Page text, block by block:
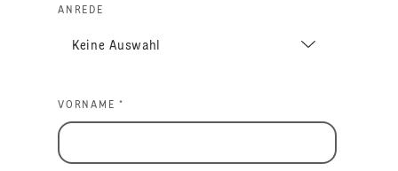
ANREDE
VORNAME *